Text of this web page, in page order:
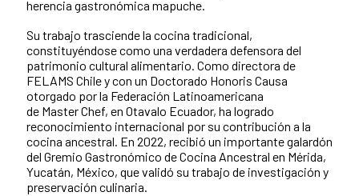
herencia gastronómica mapuche.
Su trabajo trasciende la cocina tradicional,
constituyéndose como una verdadera defensora del
patrimonio cultural alimentario. Como directora de
FELAMS Chile y con un Doctorado Honoris Causa
otorgado por la Federación Latinoamericana
de Master Chef, en Otavalo Ecuador, ha logrado
reconocimiento internacional por su contribución a la
cocina ancestral. En 2022, recibió un importante galardón
del Gremio Gastronómico de Cocina Ancestral en Mérida,
Yucatán, México, que validó su trabajo de investigación y
preservación culinaria.